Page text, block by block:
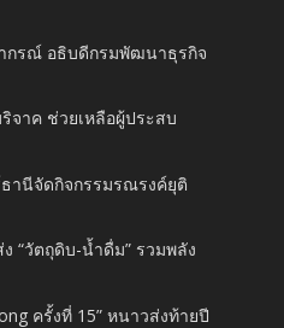
กรณ์ อธิบดีกรมพัฒนาธุรกิจ
จาค ช่วยเหลือผู้ประสบ
านีจัดกิจกรรมรณรงค์ยุติ
ง “วัตถุดิบ-น้ำดื่ม” รวมพลัง
ครั้งที่ 15” หนาวส่งท้ายปี